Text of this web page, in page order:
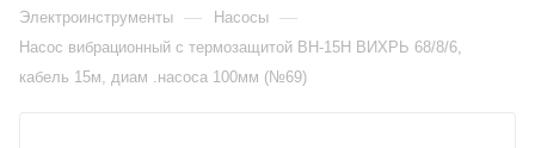
Электроинструменты — Насосы —
Насос вибрационный с термозащитой ВН-15Н ВИХРЬ 68/8/6,
кабель 15м, диам .насоса 100мм (№69)